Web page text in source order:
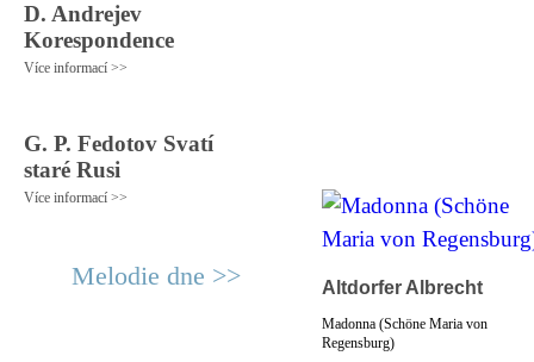
D. Andrejev
Korespondence
Více informací >>
G. P. Fedotov Svatí
staré Rusi
Více informací >>
Melodie dne >> Altdorfer Albrecht
Madonna (Schöne Maria von
Regensburg)